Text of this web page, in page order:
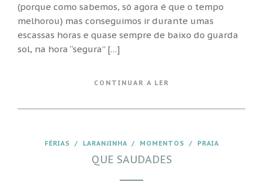
(porque como sabemos, só agora é que o tempo
melhorou) mas conseguimos ir durante umas
escassas horas e quase sempre de baixo do guarda
sol, na hora “segura” […]
CONTINUAR A LER
FÉRIAS / LARANJINHA/ MOMENTOS / PRAIA
QUE SAUDADES